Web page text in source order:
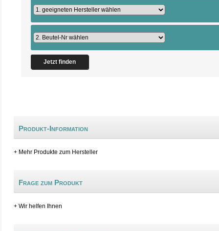
Jetzt finden
Produkt-Information
+ Mehr Produkte zum Hersteller
Frage zum Produkt
+ Wir helfen Ihnen